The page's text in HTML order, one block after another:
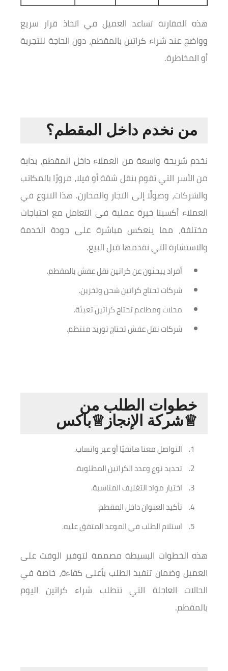
هذه المقارنة تساعد العميل في اتخاذ قرار سريع
وواضح عند شراء كراتين بالمقطم، دون الحاجة للتجربة
أو المخاطرة.
من نخدم داخل المقطم؟
نخدم شريحة واسعة من العملاء داخل المقطم، بداية
من الأسر التي تقوم بنقل شقة أو فيلا، مرورًا بالمكاتب
والشركات، وصولًا إلى التجار والمخازن. هذا التنوع في
العملاء أكسبنا خبرة عملية في التعامل مع احتياجات
مختلفة، مما ينعكس مباشرة على جودة الخدمة
والاستشارة التي نقدمها قبل البيع.
أفراد يبحثون عن كراتين نقل عفش بالمقطم.
شركات تحتاج كراتين شحن وتخزين.
محلات ومطاعم تحتاج كراتين تعبئة.
شركات نقل عفش تحتاج توريد منتظم.
خطوات الطلب من
♕شركة الإنجاز♕باكس
التواصل معنا هاتفيًا أو عبر واتساب.
تحديد نوع وعدد الكراتين المطلوبة.
اختيار مواد التغليف المناسبة.
تأكيد العنوان داخل المقطم.
استلام الطلب في الموعد المتفق عليه.
هذه الخطوات البسيطة مصممة لتوفير الوقت على
العميل وضمان تنفيذ الطلب بأعلى كفاءة، خاصة في
الحالات العاجلة التي تتطلب شراء كراتين اليوم
بالمقطم.